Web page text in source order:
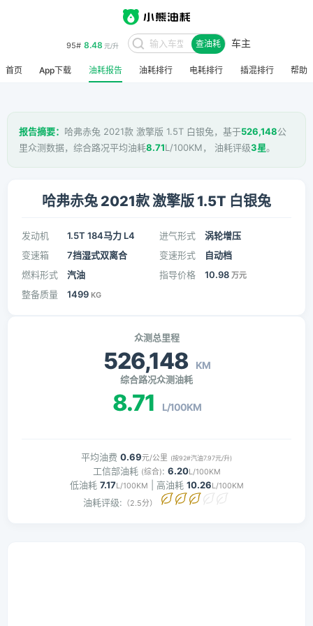
95# 8.48 元/升 查油耗 车主
首页 App下载 油耗报告 油耗排行 电耗排行 插混排行 帮助
报告摘要： 哈弗赤兔 2021款 激擎版 1.5T 白银兔，基于526,148公
里众测数据，综合路况平均油耗8.71L/100KM， 油耗评级3星。
哈弗赤兔 2021款 激擎版 1.5T 白银兔
发动机 1.5T 184马力 L4 进气形式
涡轮增压
变速箱
7挡湿式双离合 变速形式
自动档
燃料形式
汽油 指导价格 10.98 万元
整备质量 1499 KG
众测总里程
526,148 KM
综合路况众测油耗
8.71 L/100KM
平均油费 0.69元/公里 (按92#汽油7.97元/升)
工信部油耗 (综合): 6.20L/100KM
低油耗 7.17L/100KM | 高油耗 10.26L/100KM
油耗评级: （2.5分）